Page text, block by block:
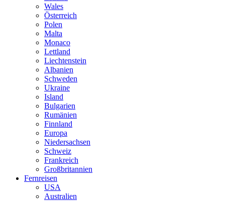
Wales
Österreich
Polen
Malta
Monaco
Lettland
Liechtenstein
Albanien
Schweden
Ukraine
Island
Bulgarien
Rumänien
Finnland
Europa
Niedersachsen
Schweiz
Frankreich
Großbritannien
Fernreisen
USA
Australien